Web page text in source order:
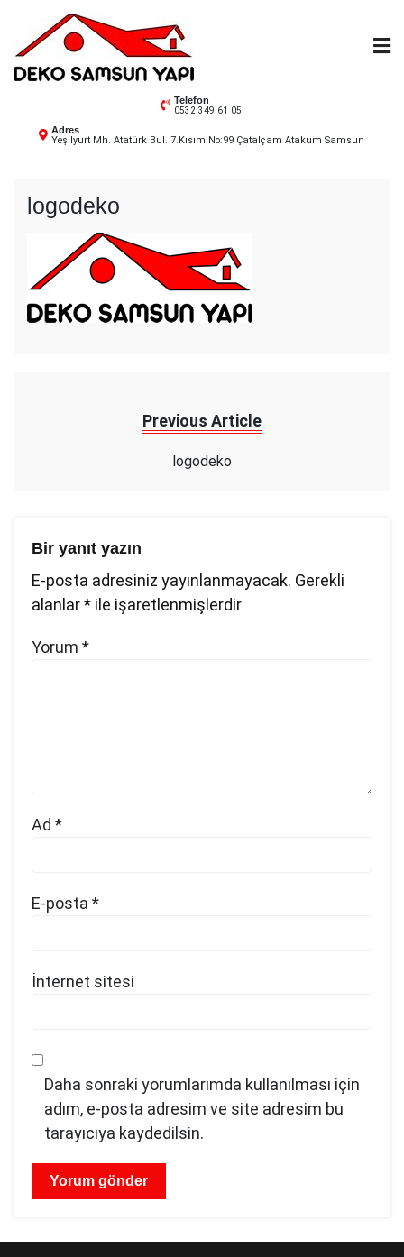
content
Deko Samsun
Telefon
0532 349 61 05
Adres
Yeşilyurt Mh. Atatürk Bul. 7.Kısım No:99 Çatalçam Atakum Samsun
logodeko
Previous Article
logodeko
Bir yanıt yazın
E-posta adresiniz yayınlanmayacak. Gerekli
alanlar* ile işaretlenmişlerdir
Yorum *
Ad *
E-posta *
İnternet sitesi
Daha sonraki yorumlarımda kullanılması için
adım, e-posta adresim ve site adresim bu
tarayıcıya kaydedilsin.